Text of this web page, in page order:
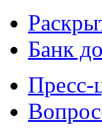
Банк
Пресс-